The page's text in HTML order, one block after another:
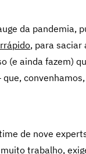
da pandemia,
, para saciar
(e ainda fazem)
de nove
trabalho,